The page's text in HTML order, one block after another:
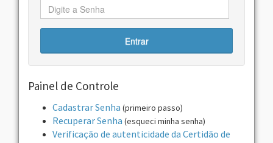
Entrar
Painel de Controle
Cadastrar Senha (primeiro passo)
Recuperar Senha (esqueci minha senha)
Verificação de autenticidade da Certidão de